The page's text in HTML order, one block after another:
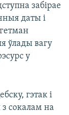
забірае
даты і
ўлады вагу
у
гэтак і
сокалам на